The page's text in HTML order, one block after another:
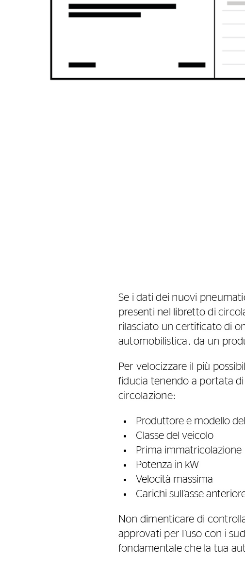
Se i dati dei nuovi
presenti nel libretto di
rilasciato un certificato di
automobilistica, da un
Per velocizzare il più
fiducia tenendo a portata
circolazione:
Produttore e modello
Classe del veicolo
Prima immatricolazione
Potenza in kW
Velocità massima
Carichi sull’asse
Non dimenticare di
approvati per l’uso con i
fondamentale che la tua